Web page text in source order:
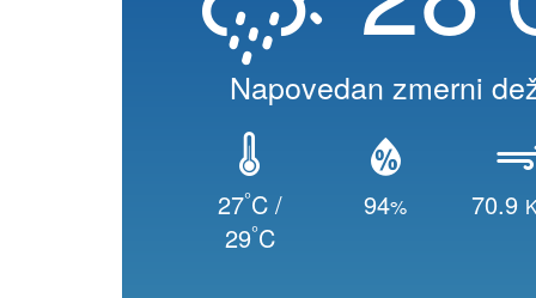
Napovedan zmerni
27°C /
29°C
94% 70.9